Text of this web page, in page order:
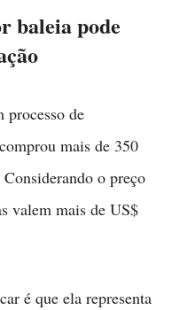
baleia pode
processo de
mais de 350
o preço
valem mais de US$
é que ela representa